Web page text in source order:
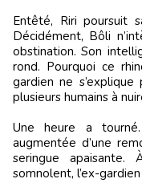
Entêté, Riri poursuit
Décidément, Bôli
obstination. Son
rond. Pourquoi ce
gardien ne
plusieurs humains à
Une heure a
augmentée d’une
seringue
somnolent, l’ex-